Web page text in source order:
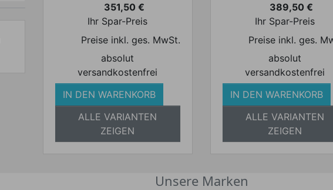
Preis
351,50 €
Ihr Spar-Preis
Preise inkl. ges. MwSt.
absolut
versandkostenfrei
IN DEN WARENKORB
ALLE VARIANTEN
ZEIGEN
Preis
389,50 €
Ihr Spar-Preis
Preise inkl. ges.
absolut
versandkostenfrei
IN DEN WARENKORB
ALLE VARIANTEN
ZEIGEN
Unsere Marken